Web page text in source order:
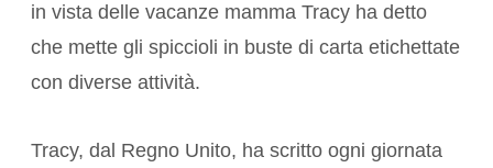
in vista delle vacanze mamma Tracy ha detto
che mette gli spiccioli in buste di carta etichettate
con diverse attività.
Tracy, dal Regno Unito, ha scritto ogni giornata